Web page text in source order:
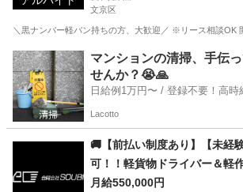
文京区
＼黒ナンバー軽バン持ちの方、大歓迎／ ※リース相談OK
東京 文京区 配送 介護施設
マンションの清掃、手伝
せんか？😭🙏
日給例1万円〜 / 登録不
Lacotto
🚚【前払い制度あり】【未経
可！！軽貨物ドライバー＆軽
月給550,000円